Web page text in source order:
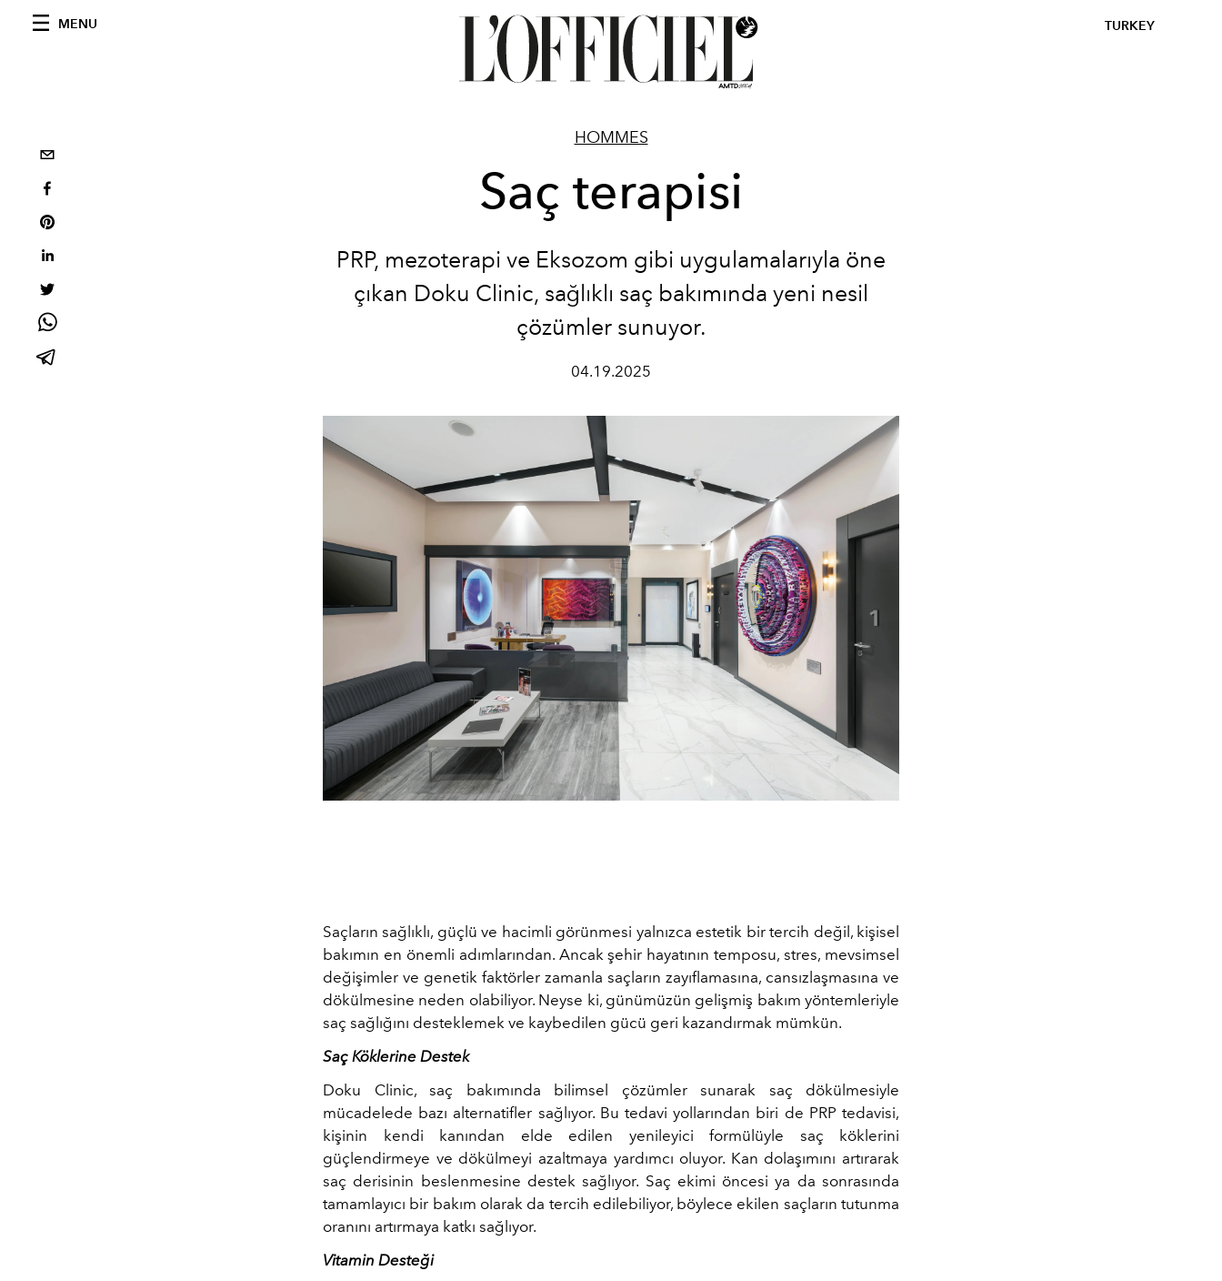
MENU TURKEY
HOMMES
Saç terapisi
PRP, mezoterapi ve Eksozom gibi uygulamalarıyla öne
çıkan Doku Clinic, sağlıklı saç bakımında yeni nesil
çözümler sunuyor.
04.19.2025
Saçların sağlıklı, güçlü ve hacimli görünmesi yalnızca estetik bir tercih değil, kişisel
bakımın en önemli adımlarından. Ancak şehir hayatının temposu, stres, mevsimsel
değişimler ve genetik faktörler zamanla saçların zayıflamasına, cansızlaşmasına ve
dökülmesine neden olabiliyor. Neyse ki, günümüzün gelişmiş bakım yöntemleriyle
saç sağlığını desteklemek ve kaybedilen gücü geri kazandırmak mümkün.
Saç Köklerine Destek
Doku Clinic, saç bakımında bilimsel çözümler sunarak saç dökülmesiyle
mücadelede bazı alternatifler sağlıyor. Bu tedavi yollarından biri de PRP tedavisi,
kişinin kendi kanından elde edilen yenileyici formülüyle saç köklerini
güçlendirmeye ve dökülmeyi azaltmaya yardımcı oluyor. Kan dolaşımını artırarak
saç derisinin beslenmesine destek sağlıyor. Saç ekimi öncesi ya da sonrasında
tamamlayıcı bir bakım olarak da tercih edilebiliyor, böylece ekilen saçların tutunma
oranını artırmaya katkı sağlıyor.
Vitamin Desteği